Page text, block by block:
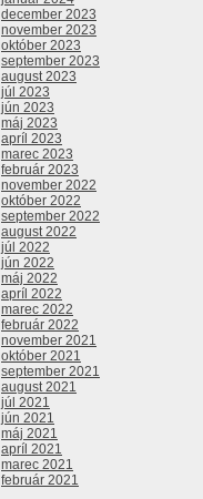
december 2023
november 2023
október 2023
september 2023
august 2023
júl 2023
jún 2023
máj 2023
apríl 2023
marec 2023
február 2023
november 2022
október 2022
september 2022
august 2022
júl 2022
jún 2022
máj 2022
apríl 2022
marec 2022
február 2022
november 2021
október 2021
september 2021
august 2021
júl 2021
jún 2021
máj 2021
apríl 2021
marec 2021
február 2021